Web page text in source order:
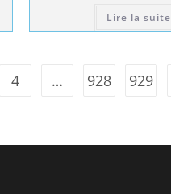
Lire la suite
4 … 928 929